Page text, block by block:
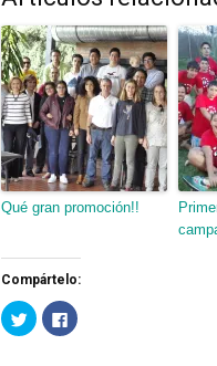
Qué gran promoción!!
Compártelo:
Haz
clic
para
Haz
clic